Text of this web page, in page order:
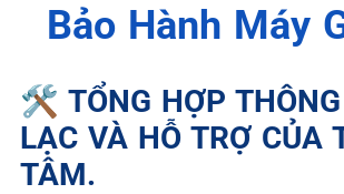
Bảo Hành Máy
🛠️ TỔNG HỢP
LẠC VÀ HỖ TRỢ CỦA
TÂM.